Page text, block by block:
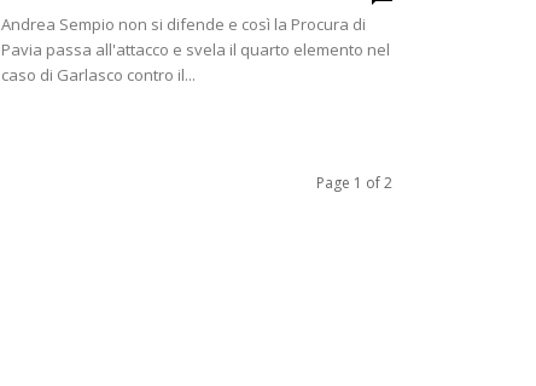
Andrea Sempio non si difende e così la Procura di
Pavia passa all'attacco e svela il quarto elemento nel
caso di Garlasco contro il...
Page 1 of 2